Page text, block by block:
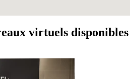
virtuels disponibles